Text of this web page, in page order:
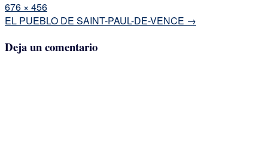
Tamaño
completo
676 × 456
Navegación
la
EL PUEBLO DE SAINT-PAUL-DE-VENCE →
Deja un comentario